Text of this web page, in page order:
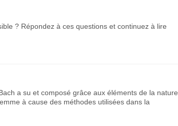
? Répondez à ces questions et continuez à lire
a su et composé grâce aux éléments de la nature
à cause des méthodes utilisées dans la